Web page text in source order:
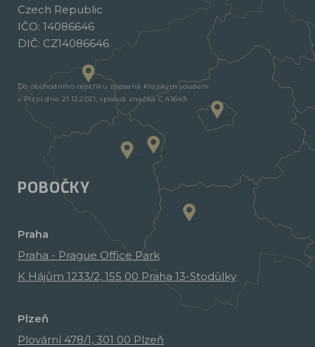
Czech Republic
IČO: 14086646
DIČ: CZ14086646
Do obchodního rejstříku zapsaná Krajským soudem
v Plzni dne 21.12.2021, spisová značka C 41649.
POBOČKY
Praha
Praha - Prague Office Park
K Hájům 1233/2, 155 00 Praha 13-Stodůlky
Plzeň
Plovární 478/1, 301 00 Plzeň